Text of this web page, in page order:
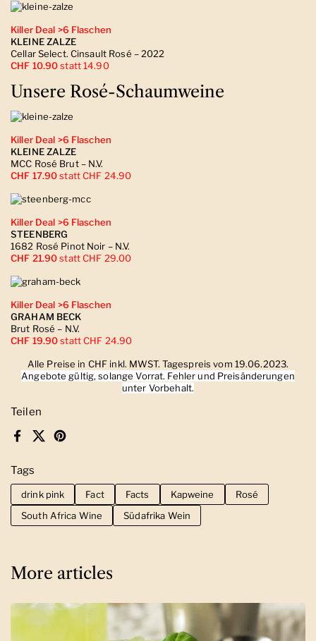
Teilen
Facebook
X (Twitter)Pinterest
Tags
drink pink Fact Facts Kapweine
Rosé
South Africa Wine
Südafrika Wein
Killer Deal >6 Flaschen
KLEINE ZALZE
Cellar Select. Cinsault Rosé – 2022
CHF 10.90statt 14.90
Unsere Rosé-Schaumweine
Killer Deal >6 Flaschen
KLEINE ZALZE
MCC Rosé Brut – N.V.
CHF 17.90statt CHF 24.90
Killer Deal >6 Flaschen
STEENBERG
1682 Rosé Pinot Noir – N.V.
CHF 21.90statt CHF 29.00
Killer Deal >6 Flaschen
GRAHAM BECK
Brut Rosé – N.V.
CHF 19.90statt CHF 24.90
Alle Preise in CHF inkl. MWST. Tagespreis vom 19.06.2023.
Angebote gültig, solange Vorrat. Fehler und Preisänderungen
unter Vorbehalt.
More articles